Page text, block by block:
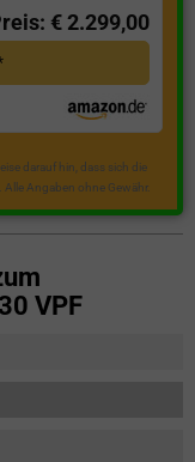
€ 2.299,00
darauf hin, dass sich die
Angaben ohne Gewähr.
VPF